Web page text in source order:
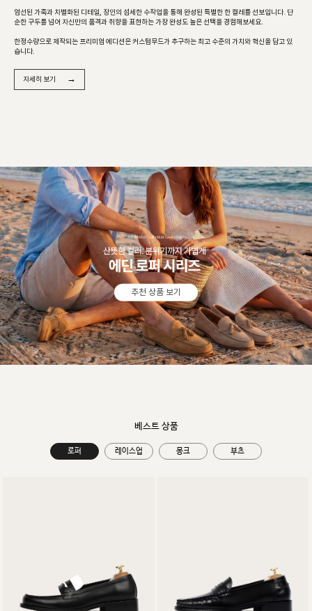
엄선된 가죽과 차별화된 디테일, 장인의 섬세한 수작업을 통해 완성된 특별한 한 켤레를 선보입니다. 단
순한 구두를 넘어 자신만의 품격과 취향을 표현하는 가장 완성도 높은 선택을 경험해보세요.
한정수량으로 제작되는 프리미엄 에디션은 커스텀무드가 추구하는 최고 수준의 가치와 혁신을 담고 있
습니다.
자세히 보기 →
추천 상품 보기
베스트 상품
로퍼 레이스업 몽크 부츠